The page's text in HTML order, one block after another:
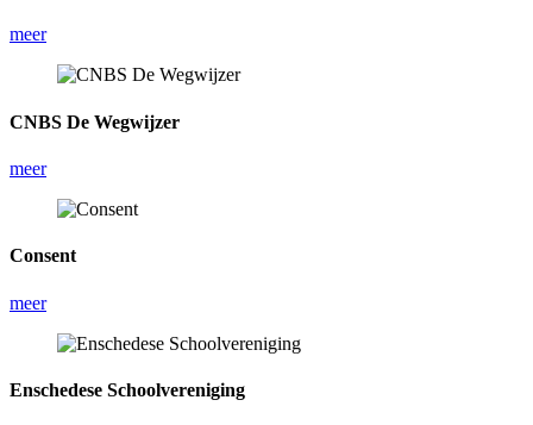
meer
CNBS De Wegwijzer
meer
Consent
meer
Enschedese Schoolvereniging